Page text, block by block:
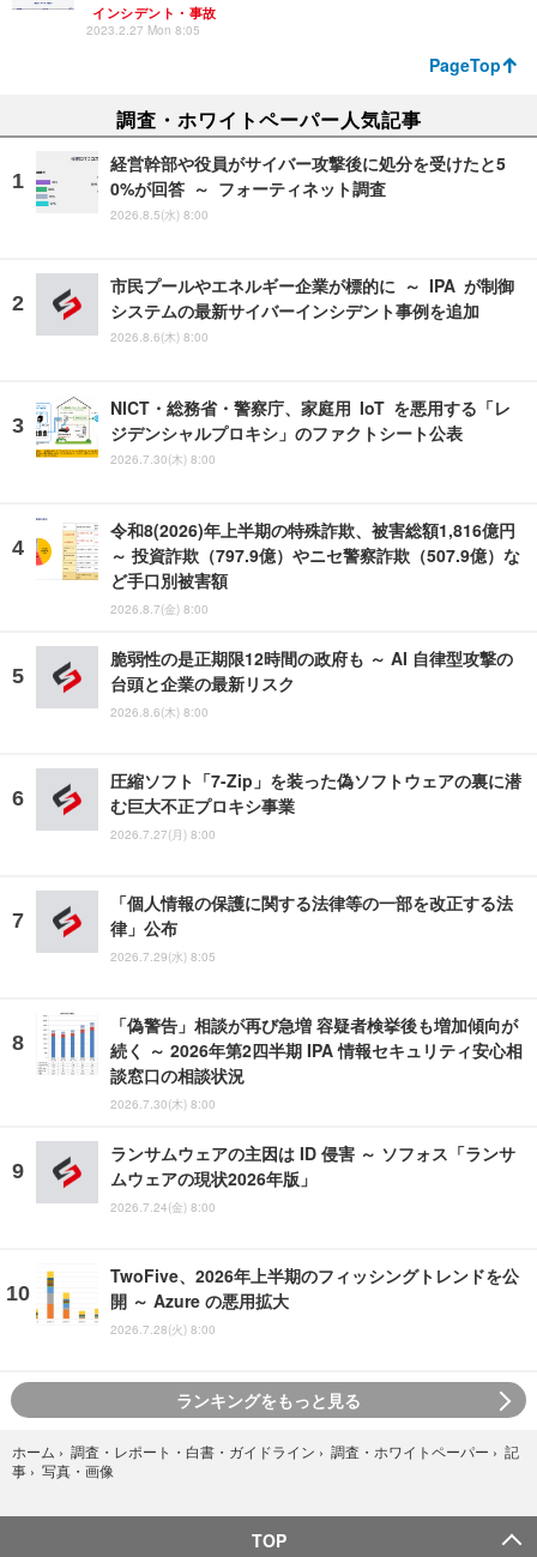
インシデント・事故
2023.2.27 Mon 8:05
PageTop
調査・ホワイトペーパー人気記事
経営幹部や役員がサイバー攻撃後に処分を受けたと5
0%が回答 ～ フォーティネット調査
2026.8.5(水) 8:00
市民プールやエネルギー企業が標的に ～ IPA が制御
システムの最新サイバーインシデント事例を追加
2026.8.6(木) 8:00
NICT・総務省・警察庁、家庭用 IoT を悪用する「レ
ジデンシャルプロキシ」のファクトシート公表
2026.7.30(木) 8:00
令和8(2026)年上半期の特殊詐欺、被害総額1,816億円
～ 投資詐欺（797.9億）やニセ警察詐欺（507.9億）な
ど手口別被害額
2026.8.7(金) 8:00
脆弱性の是正期限12時間の政府も ～ AI 自律型攻撃の
台頭と企業の最新リスク
2026.8.6(木) 8:00
圧縮ソフト「7-Zip」を装った偽ソフトウェアの裏に潜
む巨大不正プロキシ事業
2026.7.27(月) 8:00
「個人情報の保護に関する法律等の一部を改正する法
律」公布
2026.7.29(水) 8:05
「偽警告」相談が再び急増 容疑者検挙後も増加傾向が
続く ～ 2026年第2四半期 IPA 情報セキュリティ安心相
談窓口の相談状況
2026.7.30(木) 8:00
ランサムウェアの主因は ID 侵害 ～ ソフォス「ランサ
ムウェアの現状2026年版」
2026.7.24(金) 8:00
TwoFive、2026年上半期のフィッシングトレンドを公
開 ～ Azure の悪用拡大
2026.7.28(火) 8:00
ランキングをもっと見る
ホーム › 調査・レポート・白書・ガイドライン › 調査・ホワイトペーパー › 記
事 › 写真・画像
TOP